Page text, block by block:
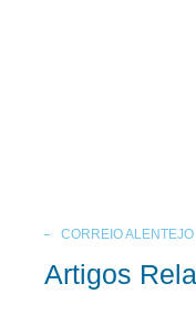
CORREIO ALENTEJO
Artigos